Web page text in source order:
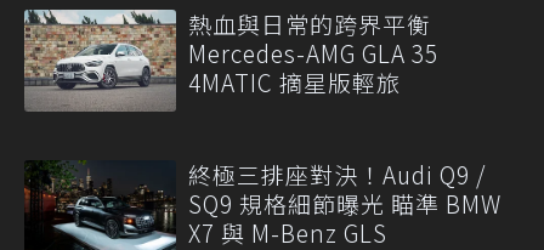
熱血與日常的跨界平衡
Mercedes-AMG GLA 35
4MATIC 摘星版輕旅
終極三排座對決！Audi Q9 /
SQ9 規格細節曝光 瞄準 BMW
X7 與 M-Benz GLS